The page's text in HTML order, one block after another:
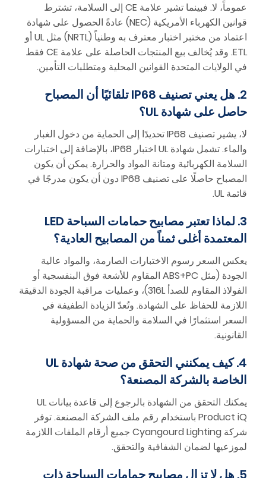
عموماً، لا. فبينما تشير علامة CE إلى السلامة، تشترط
قوانين الكهرباء الأمريكية (NEC) عادةً الحصول على شهادة
اعتماد من مختبر اختبار معترف به وطنياً (NRTL) مثل UL أو
ETL. وقد يُخالف بيع المنتجات الحاصلة على علامة CE فقط
في الولايات المتحدة القوانين المحلية ومتطلبات التأمين.
2. هل يعني تصنيف IP68 تلقائيًا أن المصباح
حاصل على شهادة UL؟
لا، يشير تصنيف IP68 تحديدًا إلى الحماية من دخول الغبار
والماء. تشمل شهادة UL اختبار IP68، بالإضافة إلى اختبارات
السلامة الكهربائية ومتانة المواد والحرارة. يمكن أن يكون
المصباح حاصلًا على تصنيف IP68 دون أن يكون مدرجًا في
قائمة UL.
3. لماذا تعتبر مصابيح حمامات السباحة LED
المعتمدة أغلى ثمناً من المصابيح العادية؟
يعكس السعر رسوم الاختبارات الصارمة، والمواد عالية
الجودة (مثل ABS+PC المقاوم للأشعة فوق البنفسجية أو
الفولاذ المقاوم للصدأ 316L)، وعمليات مراقبة الجودة الدقيقة
اللازمة للحفاظ على الشهادة. وتُعدّ الزيادة الطفيفة في
السعر استثمارًا في السلامة والحماية من المسؤولية
القانونية.
4. كيف يمكنني التحقق من صحة شهادة UL
الخاصة بالشركة المصنعة؟
يمكنك التحقق من الشهادة بالرجوع إلى قاعدة بيانات UL
Product iQ باستخدام رقم ملف الشركة المصنعة. توفر
شركة Cyangourd Lighting جميع أرقام الملفات اللازمة
لموزعيها لضمان الشفافية والتحقق.
5. هل لا تزال مصابيح حمامات السباحة ذات